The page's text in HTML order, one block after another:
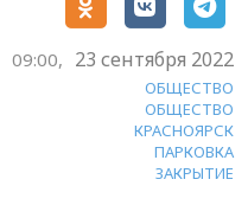
09:00, 23 сентября 2022
ОБЩЕСТВО
ОБЩЕСТВО
КРАСНОЯРСК
ПАРКОВКА
ЗАКРЫТИЕ